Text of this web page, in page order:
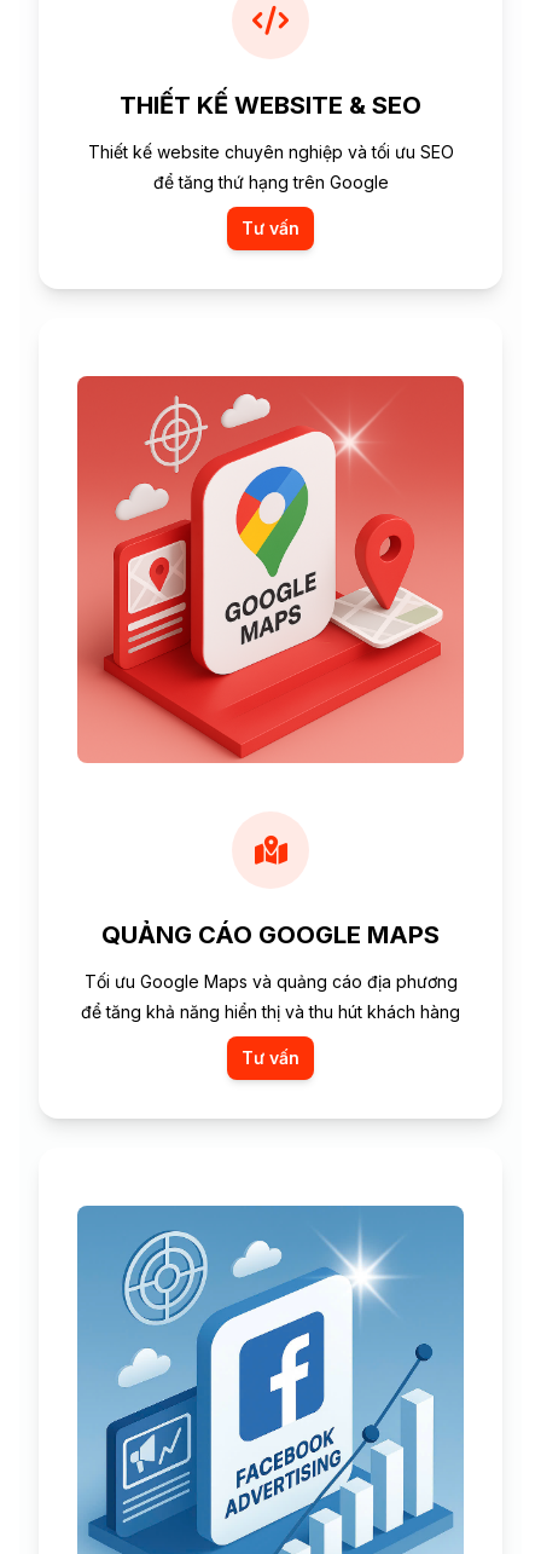
THIẾT KẾ WEBSITE & SEO
Thiết kế website chuyên nghiệp và tối ưu SEO
để tăng thứ hạng trên Google
Tư vấn
QUẢNG CÁO GOOGLE MAPS
Tối ưu Google Maps và quảng cáo địa phương
để tăng khả năng hiển thị và thu hút khách hàng
Tư vấn